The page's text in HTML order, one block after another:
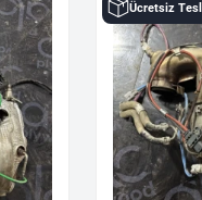
Ücretsiz